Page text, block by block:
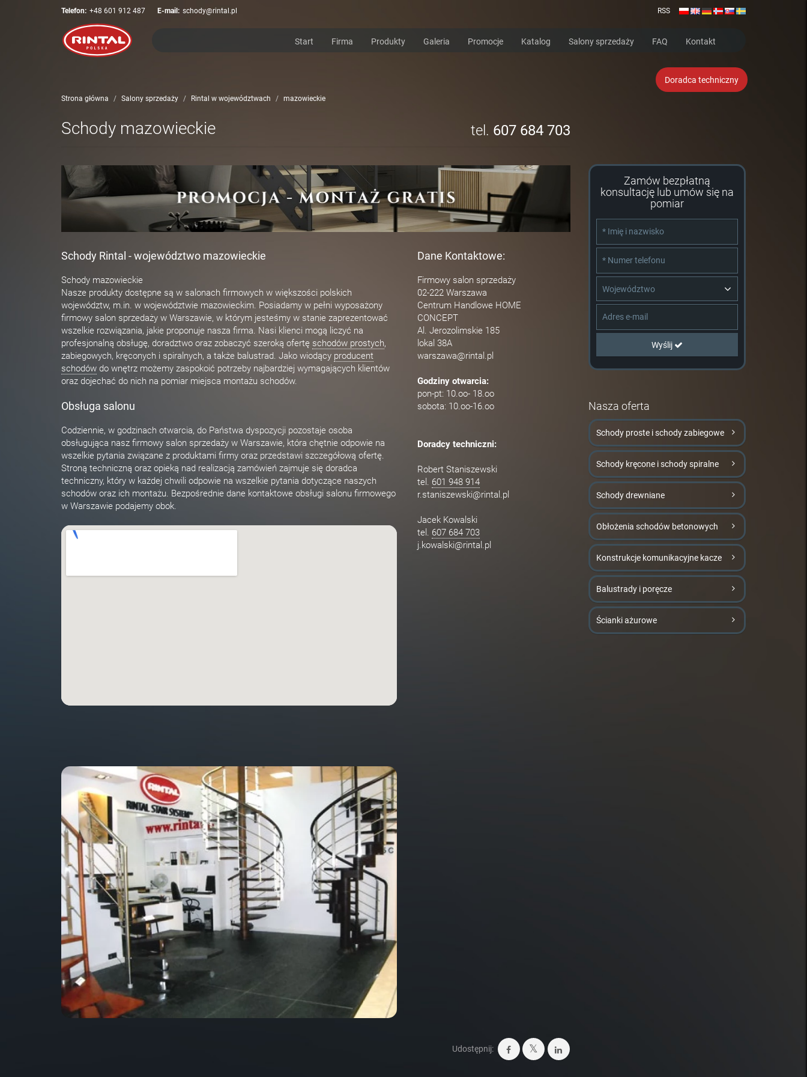
Telefon: +48 601 912 487 E-mail: schody@rintal.pl RSS
Start Firma Produkty Galeria Promocje Katalog Salony sprzedaży FAQ Kontakt
Doradca techniczny
Strona główna Salony sprzedaży Rintal w województwach mazowieckie
tel. 607 684 703
Schody mazowieckie
Schody Rintal - województwo mazowieckie
Schody mazowieckie
Nasze produkty dostępne są w salonach firmowych w większości polskich
województw, m.in. w województwie mazowieckim. Posiadamy w pełni wyposażony
firmowy salon sprzedaży w Warszawie, w którym jesteśmy w stanie zaprezentować
wszelkie rozwiązania, jakie proponuje nasza firma. Nasi klienci mogą liczyć na
profesjonalną obsługę, doradztwo oraz zobaczyć szeroką ofertę schodów prostych,
zabiegowych, kręconych i spiralnych, a także balustrad. Jako wiodący producent
schodów do wnętrz możemy zaspokoić potrzeby najbardziej wymagających klientów
oraz dojechać do nich na pomiar miejsca montażu schodów.
Obsługa salonu
Codziennie, w godzinach otwarcia, do Państwa dyspozycji pozostaje osoba
obsługująca nasz firmowy salon sprzedaży w Warszawie, która chętnie odpowie na
wszelkie pytania związane z produktami firmy oraz przedstawi szczegółową ofertę.
Stroną techniczną oraz opieką nad realizacją zamówień zajmuje się doradca
techniczny, który w każdej chwili odpowie na wszelkie pytania dotyczące naszych
schodów oraz ich montażu. Bezpośrednie dane kontaktowe obsługi salonu firmowego
w Warszawie podajemy obok.
Dane Kontaktowe:
Firmowy salon sprzedaży
02-222 Warszawa
Centrum Handlowe HOME
CONCEPT
Al. Jerozolimskie 185
lokal 38A
warszawa@rintal.pl
Godziny otwarcia:
pon-pt: 10.oo- 18.oo
sobota: 10.oo-16.oo
Doradcy techniczni:
Robert Staniszewski
tel. 601 948 914
r.staniszewski@rintal.pl
Jacek Kowalski
tel. 607 684 703
j.kowalski@rintal.pl
Udostępnij:
Zamów bezpłatną
konsultację lub umów się na
pomiar
Województwo
Wyślij
Nasza oferta
Schody proste i schody zabiegowe
Schody kręcone i schody spiralne
Schody drewniane
Obłożenia schodów betonowych
Konstrukcje komunikacyjne kacze
Balustrady i poręcze
Ścianki ażurowe